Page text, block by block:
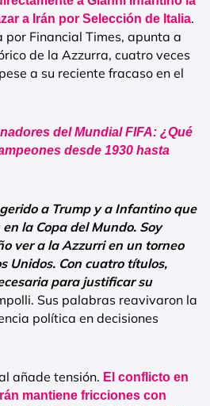
a Irán por Selección de Italia.
Financial Times, apunta a
de la Azzurra, cuatro veces
a su reciente fracaso en el
del Mundial FIFA: ¿Qué
desde 1930 hasta
a Trump y a Infantino que
la Copa del Mundo. Soy
ver a la Azzurri en un torneo
Unidos. Con cuatro títulos,
para justificar su
Sus palabras reavivaron la
política en decisiones
añade tensión. El conflicto en
mantiene fricciones con